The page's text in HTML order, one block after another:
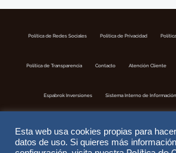
Política de Redes Sociales Politica de Privacidad
Política de Transparencia Contacto Atención Cliente
Espabrok Inversiones Sistema Interno de Información
Esta web usa cookies propias para
datos de uso. Si quieres más